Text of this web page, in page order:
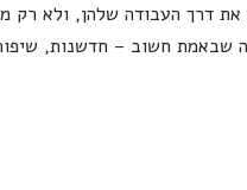
דרך העבודה שלהן, ולא רק